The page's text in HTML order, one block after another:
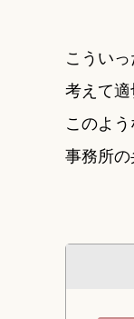
こうい
考えて適
このよ
事務所の